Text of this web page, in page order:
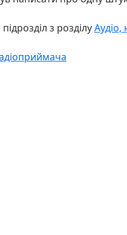
з розділуАудіо,